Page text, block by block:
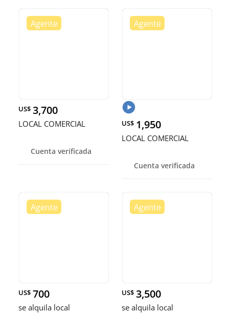
US$ 3,700
LOCAL COMERCIAL
Cuenta verificada
US$ 1,950
LOCAL COMERCIAL
Cuenta verificada
US$ 700
se alquila local
US$ 3,500
se alquila local